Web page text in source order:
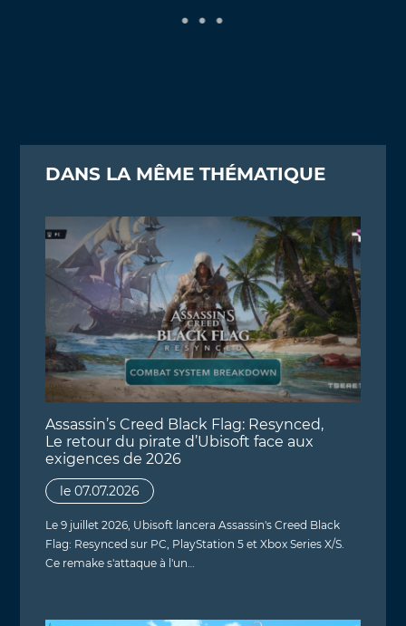
DANS LA MÊME THÉMATIQUE
Assassin’s Creed Black Flag: Resynced,
Le retour du pirate d’Ubisoft face aux
exigences de 2026
le 07.07.2026
Le 9 juillet 2026, Ubisoft lancera Assassin's Creed Black
Flag: Resynced sur PC, PlayStation 5 et Xbox Series X/S.
Ce remake s'attaque à l'un…